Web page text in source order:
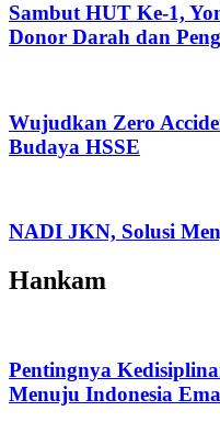
Sambut HUT Ke-1,
Donor Darah dan
Wujudkan Zero
Budaya HSSE
NADI JKN, Solusi
Hankam
Pentingnya
Menuju Indonesia